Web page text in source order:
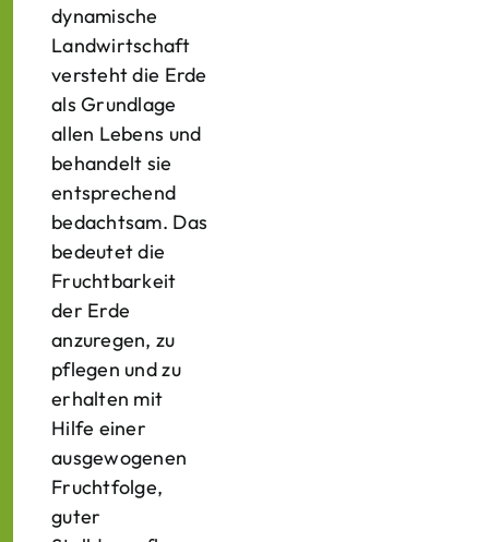
dynamische
Landwirtschaft
versteht die Erde
als Grundlage
allen Lebens und
behandelt sie
entsprechend
bedachtsam. Das
bedeutet die
Fruchtbarkeit
der Erde
anzuregen, zu
pflegen und zu
erhalten mit
Hilfe einer
ausgewogenen
Fruchtfolge,
guter